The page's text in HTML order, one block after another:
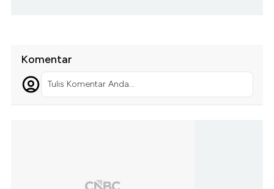
Komentar
Tulis Komentar Anda...